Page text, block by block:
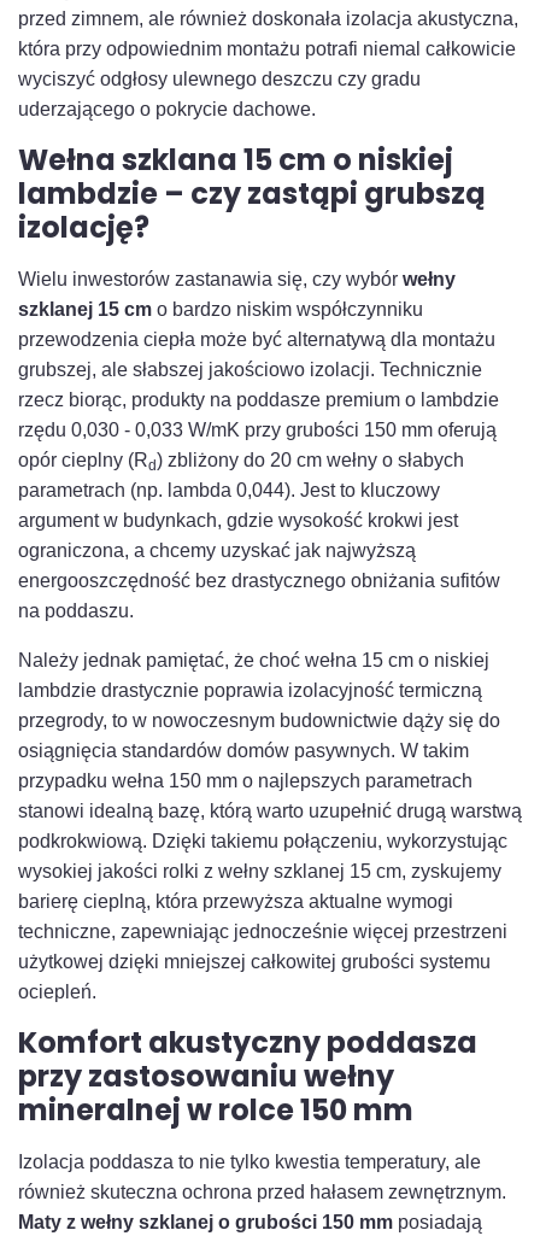
przed zimnem, ale również doskonała izolacja akustyczna,
która przy odpowiednim montażu potrafi niemal całkowicie
wyciszyć odgłosy ulewnego deszczu czy gradu
uderzającego o pokrycie dachowe.
Wełna szklana 15 cm o niskiej
lambdzie – czy zastąpi grubszą
izolację?
Wielu inwestorów zastanawia się, czy wybór wełny
szklanej 15 cm o bardzo niskim współczynniku
przewodzenia ciepła może być alternatywą dla montażu
grubszej, ale słabszej jakościowo izolacji. Technicznie
rzecz biorąc, produkty na poddasze premium o lambdzie
rzędu 0,030 - 0,033 W/mK przy grubości 150 mm oferują
opór cieplny (Rd) zbliżony do 20 cm wełny o słabych
parametrach (np. lambda 0,044). Jest to kluczowy
argument w budynkach, gdzie wysokość krokwi jest
ograniczona, a chcemy uzyskać jak najwyższą
energooszczędność bez drastycznego obniżania sufitów
na poddaszu.
Należy jednak pamiętać, że choć wełna 15 cm o niskiej
lambdzie drastycznie poprawia izolacyjność termiczną
przegrody, to w nowoczesnym budownictwie dąży się do
osiągnięcia standardów domów pasywnych. W takim
przypadku wełna 150 mm o najlepszych parametrach
stanowi idealną bazę, którą warto uzupełnić drugą warstwą
podkrokwiową. Dzięki takiemu połączeniu, wykorzystując
wysokiej jakości rolki z wełny szklanej 15 cm, zyskujemy
barierę cieplną, która przewyższa aktualne wymogi
techniczne, zapewniając jednocześnie więcej przestrzeni
użytkowej dzięki mniejszej całkowitej grubości systemu
ociepleń.
Komfort akustyczny poddasza
przy zastosowaniu wełny
mineralnej w rolce 150 mm
Izolacja poddasza to nie tylko kwestia temperatury, ale
również skuteczna ochrona przed hałasem zewnętrznym.
Maty z wełny szklanej o grubości 150 mm posiadają